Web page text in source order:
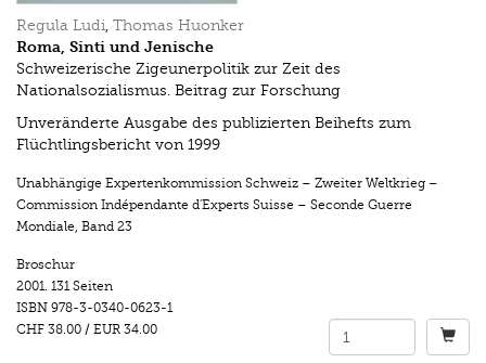
Regula Ludi, Thomas Huonker
Roma, Sinti und Jenische
Schweizerische Zigeunerpolitik zur Zeit des
Nationalsozialismus. Beitrag zur Forschung
Unveränderte Ausgabe des publizierten Beihefts zum
Flüchtlingsbericht von 1999
Unabhängige Expertenkommission Schweiz – Zweiter Weltkrieg –
Commission Indépendante d'Experts Suisse – Seconde Guerre
Mondiale, Band 23
Broschur
2001. 131 Seiten
ISBN 978-3-0340-0623-1
CHF 38.00 / EUR 34.00